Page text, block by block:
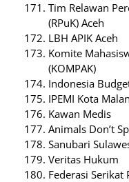
Tim Relawan
(RPuK) Aceh
LBH APIK Aceh
Komite
(KOMPAK)
Indonesia
IPEMI Kota
Kawan Medis
Animals Don’t
Sanubari
Veritas Hukum
Federasi Serikat